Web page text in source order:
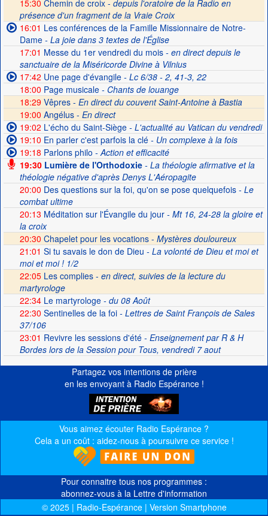
15:30 Chemin de croix - depuis l'oratoire de la Radio en
présence d'un fragment de la Vraie Croix
16:01 Les conférences de la Famille Missionnaire de Notre-
Dame- La joie dans 3 textes de l'Église
17:01 Messe du 1er vendredi du mois- en direct depuis le
sanctuaire de la Miséricorde Divine à Vilnius
17:42 Une page d'évangile- Lc 6/38 - 2, 41-3, 22
18:00 Page musicale- Chants de louange
18:29 Vêpres - En direct du couvent Saint-Antoine à Bastia
19:00 Angélus - En direct
19:02 L'écho du Saint-Siège- L'actualité au Vatican du vendredi
19:10 En parler c'est parfois la clé- Un complexe à la fois
19:18 Parlons philo - Action et efficacité
19:30Lumière de l'Orthodoxie- La théologie afirmative et la
théologie négative d'après Denys L'Aéropagite
20:00 Des questions sur la foi, qu'on se pose quelquefois- Le
combat ultime
20:13 Méditation sur l'Évangile du jour- Mt 16, 24-28 la gloire et
la croix
20:30 Chapelet pour les vocations - Mystères douloureux
21:01 Si tu savais le don de Dieu - La volonté de Dieu et moi et
moi et moi ! 1/2
22:05Les complies - en direct, suivies de la lecture du
martyrologe
22:34Le martyrologe- du 08 Août
22:30 Sentinelles de la foi- Lettres de Saint François de Sales
37/106
23:01 Revivre les sessions d'été- Enseignement par R & H
Bordes lors de la Session pour Tous, vendredi 7 aout
Partagez vos intentions de prière
en les envoyant à Radio Espérance !
Vous aimez écouter Radio Espérance ?
Cela a un coût : aidez-nous à poursuivre ce service !
Pour connaitre tous nos programmes :
abonnez-vous à la Lettre d'information
© 2025 | Radio-Espérance | Version Smartphone